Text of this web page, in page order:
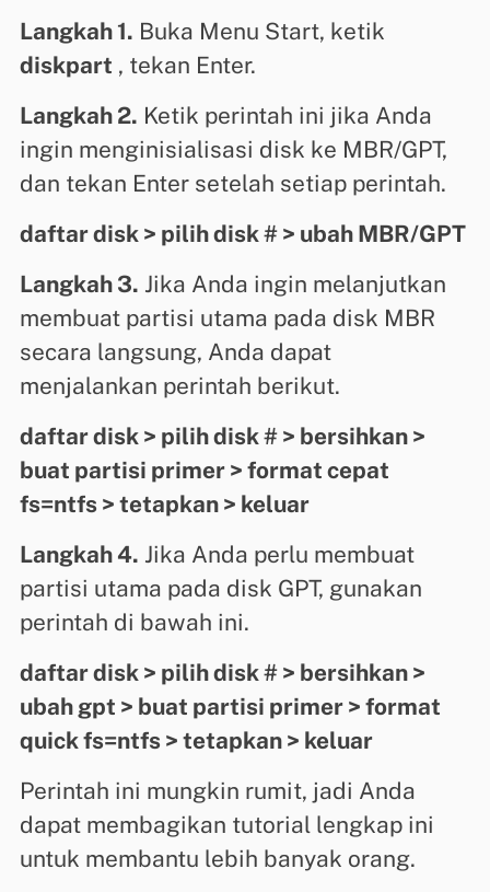
Langkah 1. Buka Menu Start, ketik
diskpart , tekan Enter.
Langkah 2. Ketik perintah ini jika Anda
ingin menginisialisasi disk ke MBR/GPT,
dan tekan Enter setelah setiap perintah.
daftar disk > pilih disk # > ubah MBR/GPT
Langkah 3. Jika Anda ingin melanjutkan
membuat partisi utama pada disk MBR
secara langsung, Anda dapat
menjalankan perintah berikut.
daftar disk > pilih disk # > bersihkan >
buat partisi primer > format cepat
fs=ntfs > tetapkan > keluar
Langkah 4. Jika Anda perlu membuat
partisi utama pada disk GPT, gunakan
perintah di bawah ini.
daftar disk > pilih disk # > bersihkan >
ubah gpt > buat partisi primer > format
quick fs=ntfs > tetapkan > keluar
Perintah ini mungkin rumit, jadi Anda
dapat membagikan tutorial lengkap ini
untuk membantu lebih banyak orang.